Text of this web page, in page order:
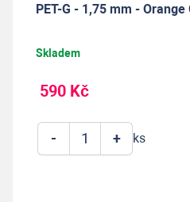
PET-G - 1,75 mm - Orange
Skladem
590 Kč
+
- ks